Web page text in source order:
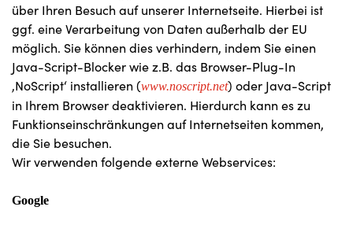
über Ihren Besuch auf unserer Internetseite. Hierbei ist
ggf. eine Verarbeitung von Daten außerhalb der EU
möglich. Sie können dies verhindern, indem Sie einen
Java-Script-Blocker wie z.B. das Browser-Plug-In
‚NoScript‘ installieren (www.noscript.net) oder Java-Script
in Ihrem Browser deaktivieren. Hierdurch kann es zu
Funktionseinschränkungen auf Internetseiten kommen,
die Sie besuchen.
Wir verwenden folgende externe Webservices:
Google